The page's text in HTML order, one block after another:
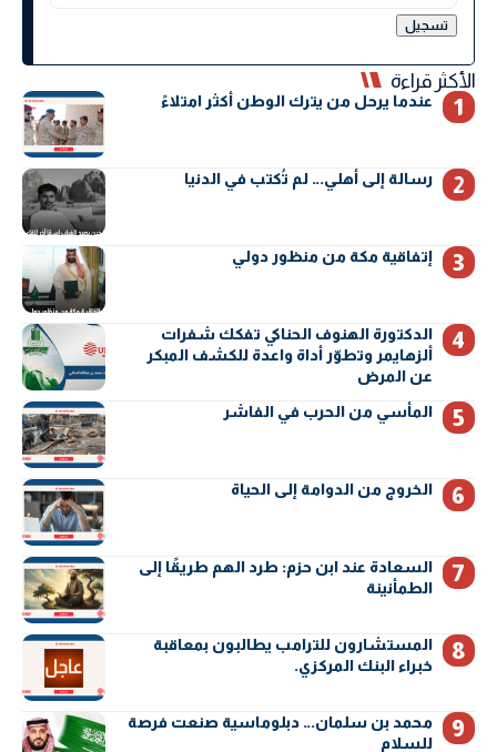
الأكثر قراءة
عندما يرحل من يترك الوطن أكثر امتلاءً
رسالة إلى أهلي… لم تُكتب في الدنيا
إتفاقية مكة من منظور دولي
الدكتورة الهنوف الحناكي تفكك شفرات
ألزهايمر وتطوّر أداة واعدة للكشف المبكر
عن المرض
المأسي من الحرب في الفاشر
الخروج من الدوامة إلى الحياة
السعادة عند ابن حزم: طرد الهم طريقًا إلى
الطمأنينة
المستشارون للترامب يطالبون بمعاقبة
خبراء البنك المركزي.
محمد بن سلمان… دبلوماسية صنعت فرصة
للسلام